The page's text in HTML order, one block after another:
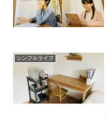
シンプルライフ